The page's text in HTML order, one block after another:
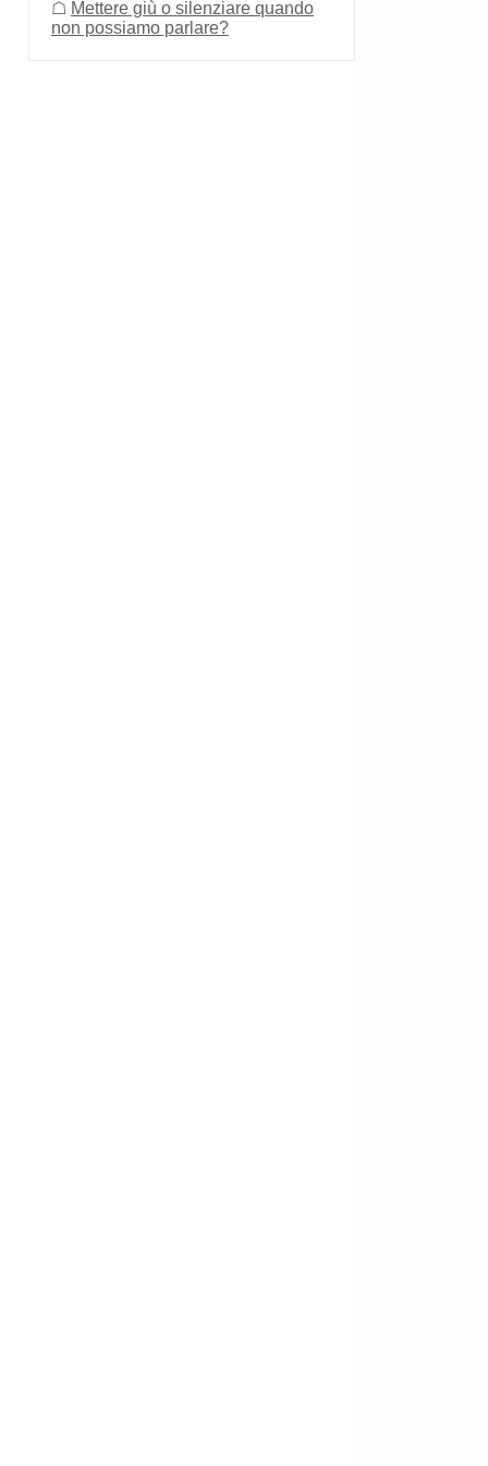
☖ Mettere giù o silenziare quando
non possiamo parlare?